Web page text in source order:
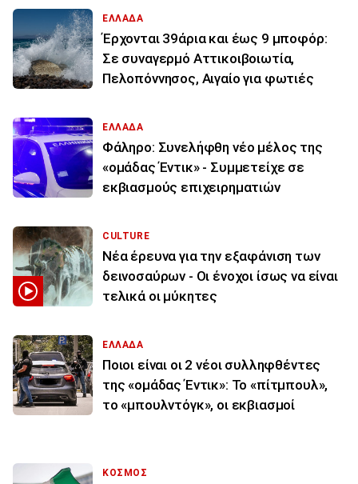
ΕΛΛΑΔΑ
Έρχονται 39άρια και έως 9 μποφόρ:
Σε συναγερμό Αττικοιβοιωτία,
Πελοπόννησος, Αιγαίο για φωτιές
ΕΛΛΑΔΑ
Φάληρο: Συνελήφθη νέο μέλος της
«ομάδας Έντικ» - Συμμετείχε σε
εκβιασμούς επιχειρηματιών
CULTURE
Νέα έρευνα για την εξαφάνιση των
δεινοσαύρων - Οι ένοχοι ίσως να είναι
τελικά οι μύκητες
ΕΛΛΑΔΑ
Ποιοι είναι οι 2 νέοι συλληφθέντες
της «ομάδας Έντικ»: Το «πίτμπουλ»,
το «μπουλντόγκ», οι εκβιασμοί
ΚΟΣΜΟΣ